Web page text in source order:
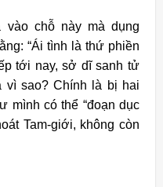
vào chỗ này mà dụng
“Ái tình là thứ phiền
tới nay, sở dĩ sanh tử
vì sao? Chính là bị hai
mình có thể “đoạn dục
Tam-giới, không còn